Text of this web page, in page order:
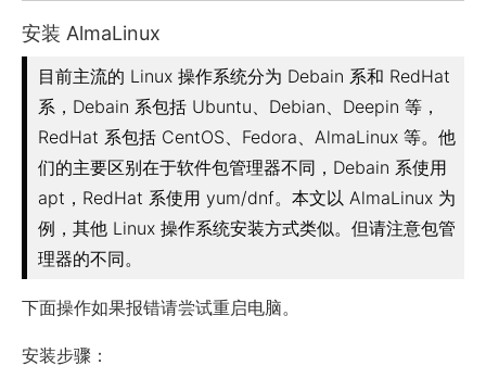
安装 AlmaLinux
目前主流的 Linux 操作系统分为 Debain 系和 RedHat
系，Debain 系包括 Ubuntu、Debian、Deepin 等，
RedHat 系包括 CentOS、Fedora、AlmaLinux 等。他
们的主要区别在于软件包管理器不同，Debain 系使用
apt，RedHat 系使用 yum/dnf。本文以 AlmaLinux 为
例，其他 Linux 操作系统安装方式类似。但请注意包管
理器的不同。
下面操作如果报错请尝试重启电脑。
安装步骤：